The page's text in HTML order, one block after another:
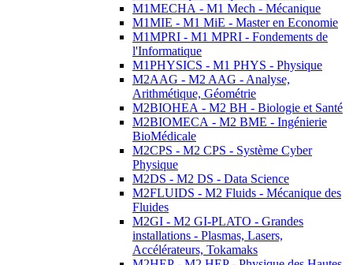
M1MECHA - M1 Mech - Mécanique
M1MIE - M1 MiE - Master en Economie
M1MPRI - M1 MPRI - Fondements de
l'Informatique
M1PHYSICS - M1 PHYS - Physique
M2AAG - M2 AAG - Analyse,
Arithmétique, Géométrie
M2BIOHEA - M2 BH - Biologie et Santé
M2BIOMECA - M2 BME - Ingénierie
BioMédicale
M2CPS - M2 CPS - Système Cyber
Physique
M2DS - M2 DS - Data Science
M2FLUIDS - M2 Fluids - Mécanique des
Fluides
M2GI - M2 GI-PLATO - Grandes
installations - Plasmas, Lasers,
Accélérateurs, Tokamaks